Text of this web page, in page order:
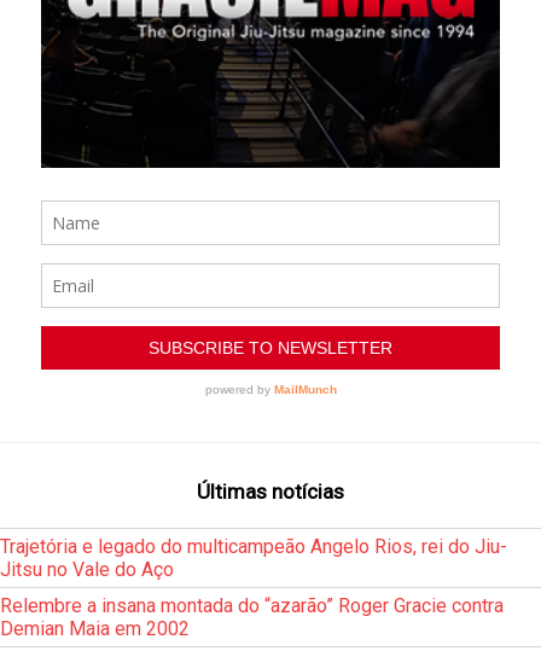
Últimas notícias
Trajetória e legado do multicampeão Angelo Rios, rei do Jiu-
Jitsu no Vale do Aço
Relembre a insana montada do “azarão” Roger Gracie contra
Demian Maia em 2002